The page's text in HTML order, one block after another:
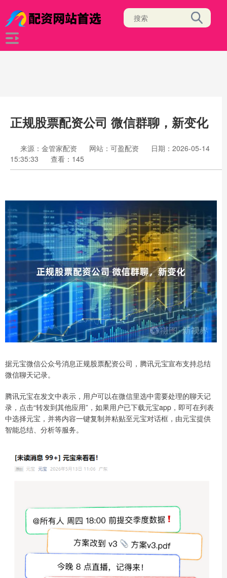
正规股票配资公司 微信群聊，新变化
来源：金管家配资 网站：可盈配资
日期：2026-05-14
15:35:33
查看：145
据元宝微信公众号消息正规股票配资公司，腾讯元宝宣布支持总结
微信聊天记录。
腾讯元宝在发文中表示，用户可以在微信里选中需要处理的聊天记
录，点击“转发到其他应用”，如果用户已下载元宝app，即可在列表
中选择元宝，并将内容一键复制并粘贴至元宝对话框，由元宝提供
智能总结、分析等服务。